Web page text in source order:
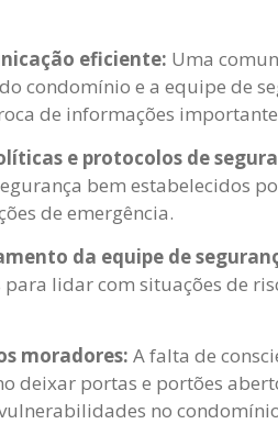
eficiente: Uma
condomínio e a equipe de
de informações
e protocolos de
bem estabelecidos
de emergência.
da equipe de
lidar com situações de
moradores: A falta de
deixar portas e portões
no